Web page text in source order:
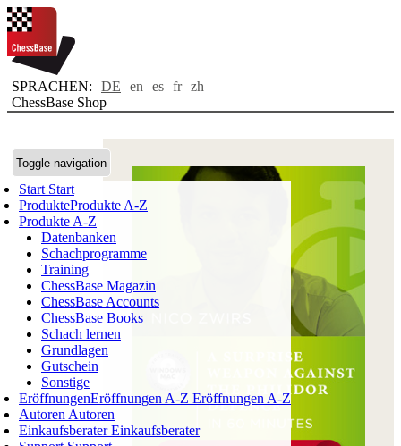
SPRACHEN: DE en es fr zh
ChessBase Shop
Toggle navigation
Start Start
ProdukteProdukte A-Z
Produkte A-Z
Datenbanken
Schachprogramme
Training
ChessBase Magazin
ChessBase Accounts
ChessBase Books
Schach lernen
Grundlagen
Gutschein
Sonstige
EröffnungenEröffnungen A-Z Eröffnungen A-Z
Autoren Autoren
EinkaufsberaterEinkaufsberater